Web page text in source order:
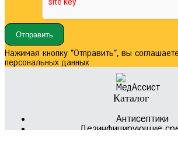
Нажимая кнопку "Отправить", вы
персональных данных
Каталог
Антисептики
Дезинфицирующие